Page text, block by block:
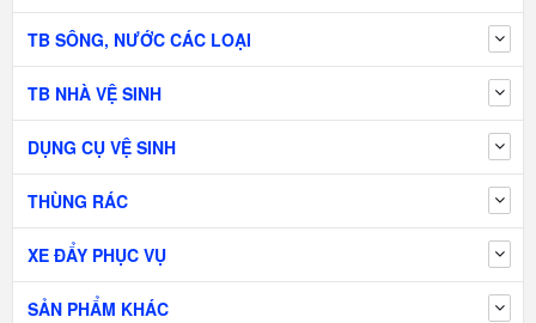
TB SÔNG, NƯỚC CÁC LOẠI
TB NHÀ VỆ SINH
DỤNG CỤ VỆ SINH
THÙNG RÁC
XE ĐẨY PHỤC VỤ
SẢN PHẨM KHÁC